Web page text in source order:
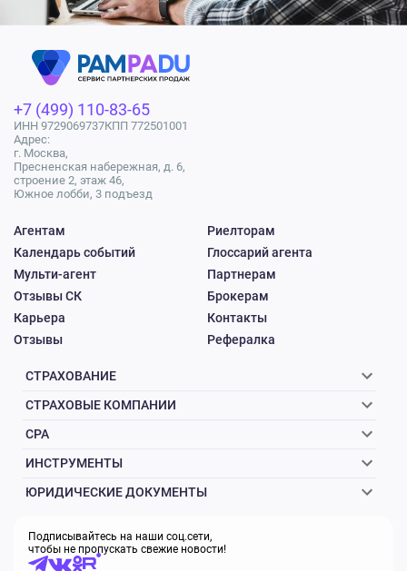
+7 (499) 110-83-65
ИНН 9729069737КПП 772501001
Адрес:
г. Москва,
Пресненская набережная, д. 6,
строение 2, этаж 46,
Южное лобби, 3 подъезд
Агентам
Риелторам
Календарь событий
Глоссарий агента
Мульти-агент
Партнерам
Отзывы СК
Брокерам
Карьера
Контакты
Отзывы
Рефералка
СТРАХОВАНИЕ
СТРАХОВЫЕ КОМПАНИИ
CPA
ИНСТРУМЕНТЫ
ЮРИДИЧЕСКИЕ ДОКУМЕНТЫ
Подписывайтесь на наши соц.сети,
чтобы не пропускать свежие новости!